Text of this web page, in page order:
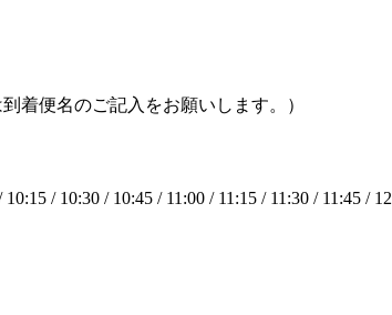
着便名のご記入をお願いします。）
/ 10:30 / 10:45 / 11:00 / 11:15 / 11:30 / 11:45 /